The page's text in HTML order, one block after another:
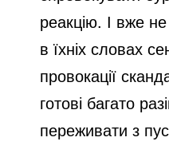
реакцію. І вже
в їхніх словах
провокації
готові багато
переживати з